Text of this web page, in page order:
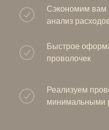
Реализуем
минимальными
Быстрое
проволочек
Сэкономим вам
анализ